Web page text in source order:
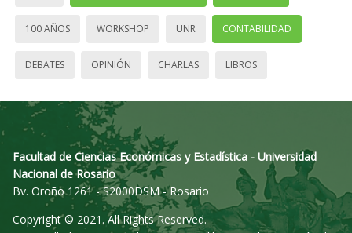
100 AÑOS WORKSHOP UNR CONTABILIDAD
DEBATES OPINIÓN CHARLAS LIBROS
Facultad de Ciencias Económicas y Estadística - Universidad
Nacional de Rosario
Bv. Oroño 1261 - S2000DSM - Rosario
Copyright © 2021. All Rights Reserved.